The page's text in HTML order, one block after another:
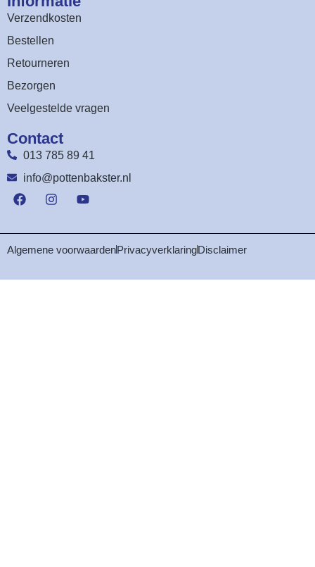
Verzendkosten
Bestellen
Retourneren
Bezorgen
Veelgestelde vragen
Contact
013 785 89 41
info@pottenbakster.nl
Algemene voorwaardenPrivacyverklaringDisclaimer